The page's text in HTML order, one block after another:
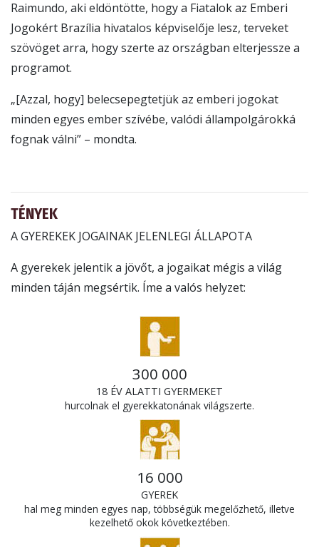
Raimundo, aki eldöntötte, hogy a Fiatalok az Emberi
Jogokért Brazília hivatalos képviselője lesz, terveket
szövöget arra, hogy szerte az országban elterjessze a
programot.
„[Azzal, hogy] belecsepegtetjük az emberi jogokat
minden egyes ember szívébe, valódi állampolgárokká
fognak válni” – mondta.
TÉNYEK
A GYEREKEK JOGAINAK JELENLEGI ÁLLAPOTA
A gyerekek jelentik a jövőt, a jogaikat mégis a világ
minden táján megsértik. Íme a valós helyzet:
300 000
18 ÉV ALATTI GYERMEKET
hurcolnak el gyerekkatonának világszerte.
16 000
GYEREK
hal meg minden egyes nap, többségük megelőzhető, illetve
kezelhető okok következtében.